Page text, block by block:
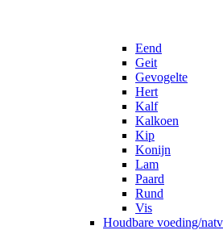
Eend
Geit
Gevogelte
Hert
Kalf
Kalkoen
Kip
Konijn
Lam
Paard
Rund
Vis
Houdbare voeding/